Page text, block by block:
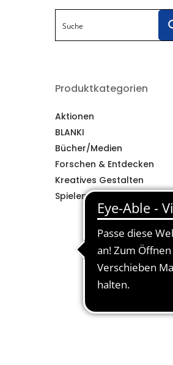
Produktkategorien
Aktionen
BLANKI
Bücher/Medien
Forschen & Entdecken
Kreatives Gestalten
Spielen & Lernen